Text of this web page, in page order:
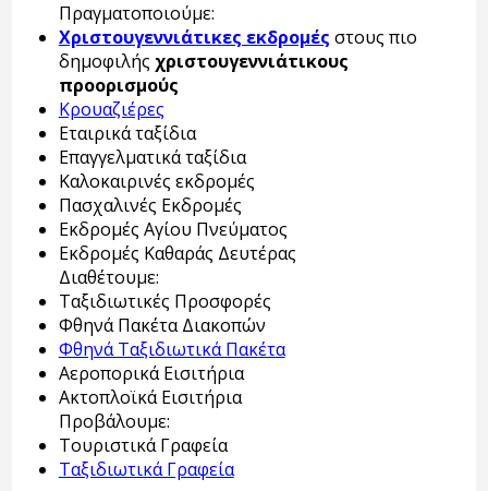
Πραγματοποιούμε:
Χριστουγεννιάτικες εκδρομές στους πιο
δημοφιλής χριστουγεννιάτικους
προορισμούς
Κρουαζιέρες
Εταιρικά ταξίδια
Επαγγελματικά ταξίδια
Καλοκαιρινές εκδρομές
Πασχαλινές Εκδρομές
Εκδρομές Αγίου Πνεύματος
Εκδρομές Καθαράς Δευτέρας
Διαθέτουμε:
Ταξιδιωτικές Προσφορές
Φθηνά Πακέτα Διακοπών
Φθηνά Ταξιδιωτικά Πακέτα
Αεροπορικά Εισιτήρια
Ακτοπλοϊκά Εισιτήρια
Προβάλουμε:
Τουριστικά Γραφεία
Ταξιδιωτικά Γραφεία